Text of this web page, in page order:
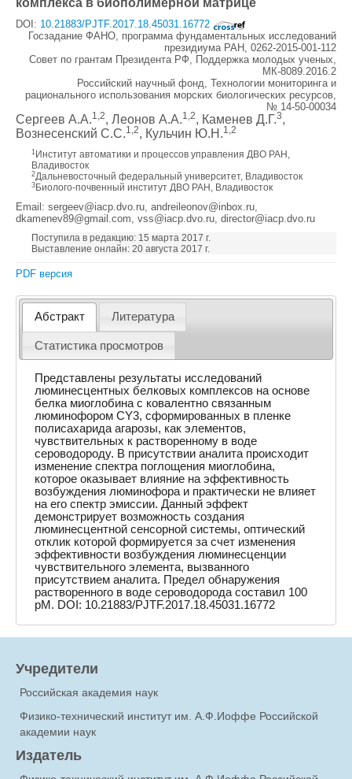
комплекса в биополимерной матрице
DOI: 10.21883/PJTF.2017.18.45031.16772
Госзадание ФАНО, программа фундаментальных исследований
президиума РАН, 0262-2015-001-112
Совет по грантам Президента РФ, Поддержка молодых ученых,
МК-8089.2016.2
Российский научный фонд, Технологии мониторинга и
рационального использования морских биологических ресурсов,
№ 14-50-00034
Сергеев А.А.1,2, Леонов А.А.1,2, Каменев Д.Г.3,
Вознесенский С.С.1,2, Кульчин Ю.Н.1,2
1 Институт автоматики и процессов управления ДВО РАН,
Владивосток
2Дальневосточный федеральный университет, Владивосток
3 Биолого-почвенный институт ДВО РАН, Владивосток
Email: sergeev@iacp.dvo.ru, andreileonov@inbox.ru,
dkamenev89@gmail.com, vss@iacp.dvo.ru, director@iacp.dvo.ru
Поступила в редакцию: 15 марта 2017 г.
Выставление онлайн: 20 августа 2017 г.
PDF версия
Абстракт Литература
Статистика просмотров
Представлены результаты исследований
люминесцентных белковых комплексов на основе
белка миоглобина с ковалентно связанным
люминофором CY3, сформированных в пленке
полисахарида агарозы, как элементов,
чувствительных к растворенному в воде
сероводороду. В присутствии аналита происходит
изменение спектра поглощения миоглобина,
которое оказывает влияние на эффективность
возбуждения люминофора и практически не влияет
на его спектр эмиссии. Данный эффект
демонстрирует возможность создания
люминесцентной сенсорной системы, оптический
отклик которой формируется за счет изменения
эффективности возбуждения люминесценции
чувствительного элемента, вызванного
присутствием аналита. Предел обнаружения
растворенного в воде сероводорода составил 100
pM. DOI: 10.21883/PJTF.2017.18.45031.16772
Учредители
Российская академия наук
Физико-технический институт им. А.Ф.Иоффе Российской
академии наук
Издатель